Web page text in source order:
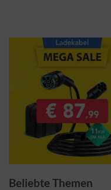
Beliebte Themen